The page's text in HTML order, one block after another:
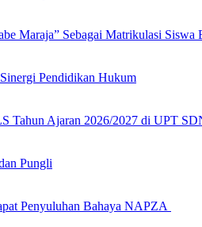
Maraja” Sebagai Matrikulasi Siswa
Pendidikan Hukum
Tahun Ajaran 2026/2027 di UPT
Pungli
Penyuluhan Bahaya NAPZA